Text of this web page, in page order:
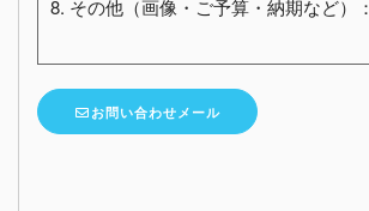
8. その他（画像・ご予算・納期など）：
お問い合わせメール